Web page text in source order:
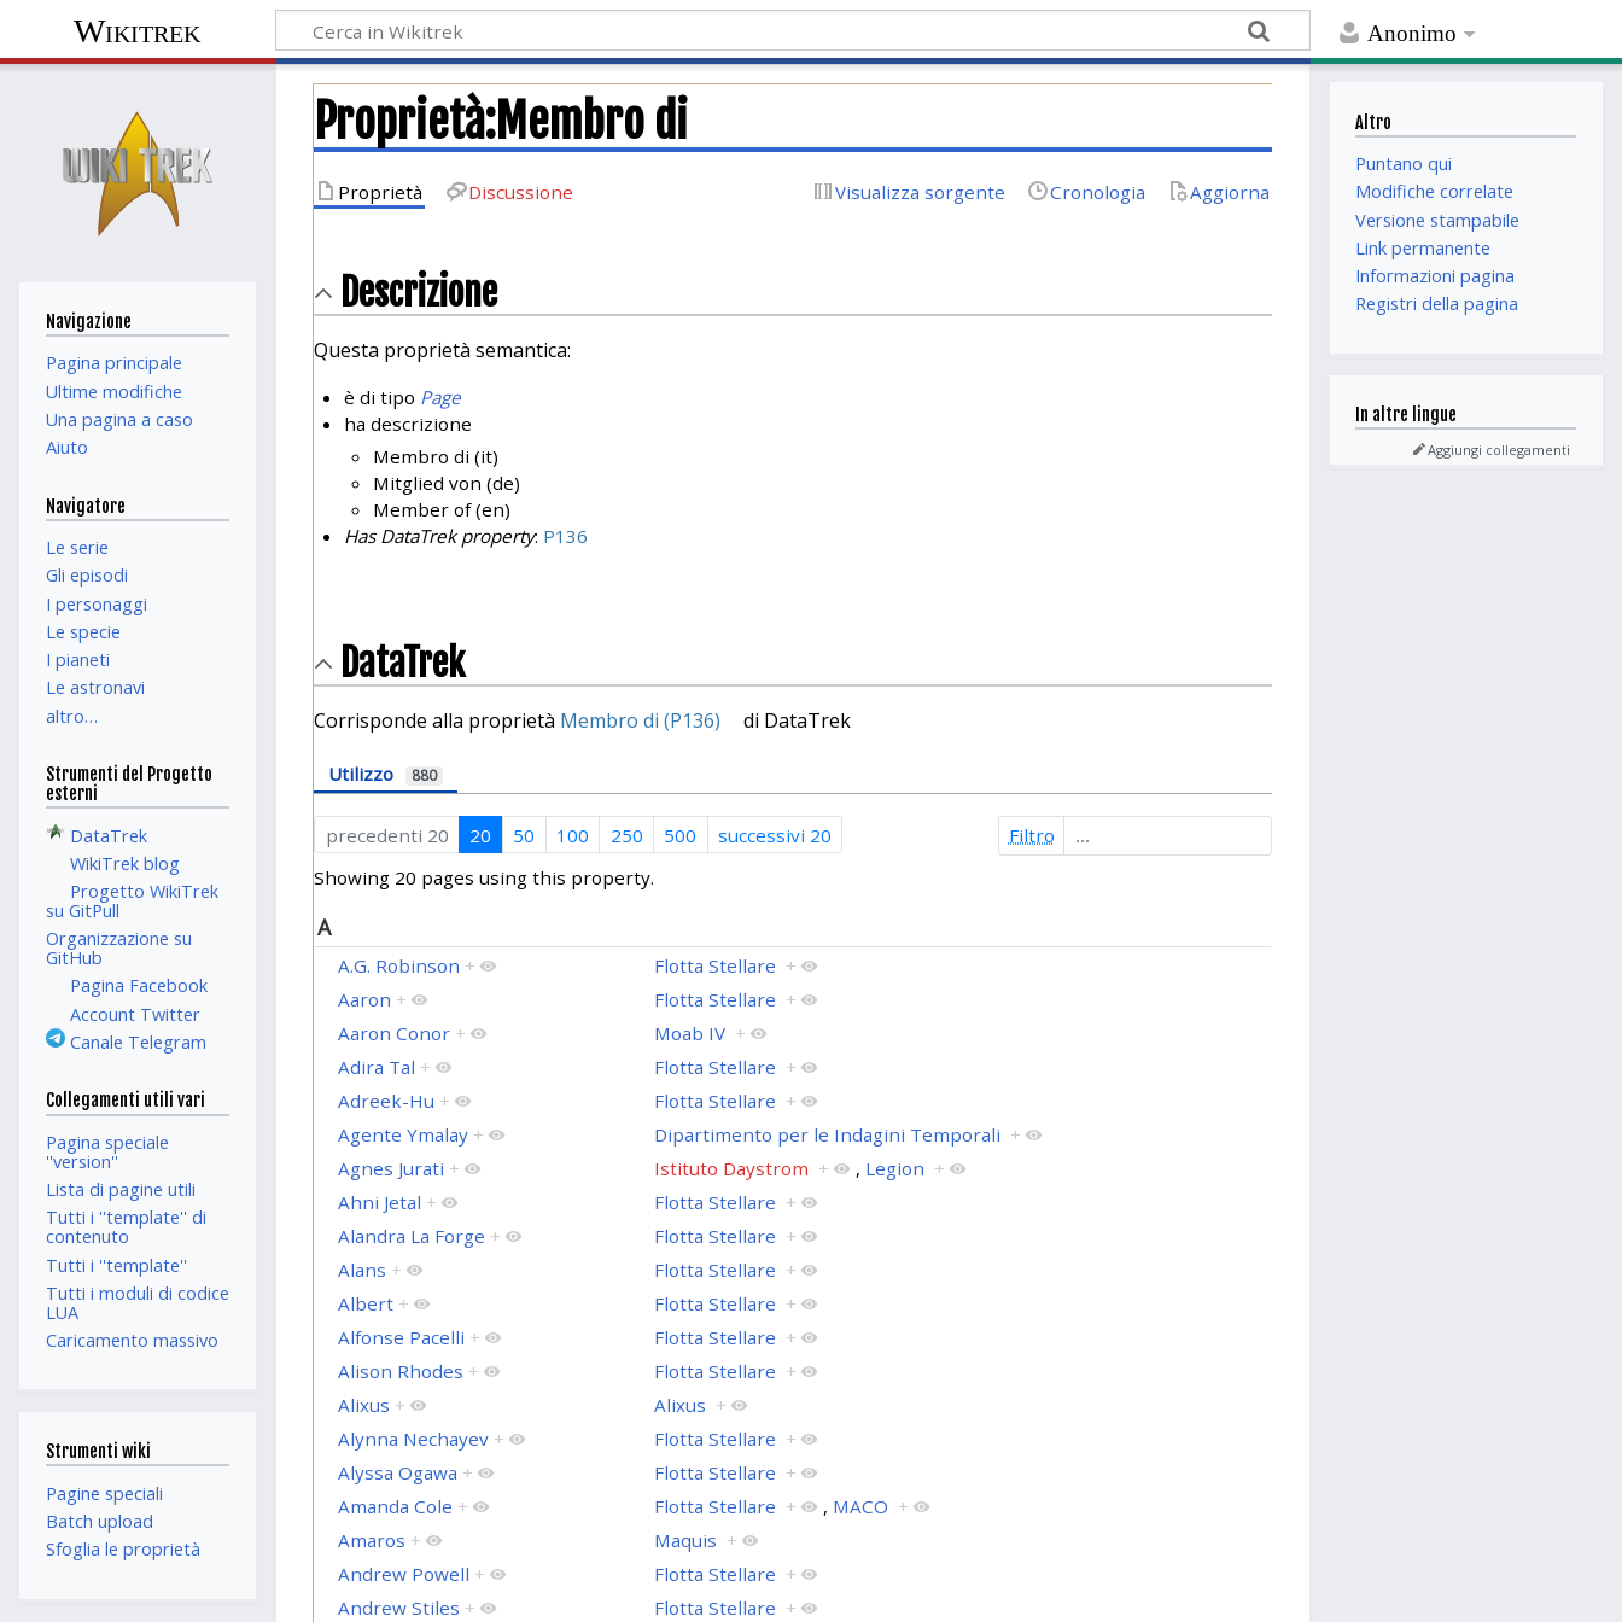
Anonimo
Wikitrek
Proprietà:Membro di
Proprietà Discussione Visualizza sorgente Cronologia Aggiorna
Descrizione
Questa proprietà semantica:
è di tipo Page
ha descrizione
Membro di (it)
Mitglied von (de)
Member of (en)
Has DataTrek property: P136
DataTrek
Corrisponde alla proprietà Membro di (P136) di DataTrek
Utilizzo 880
precedenti 20 20 50 100 250 500 successivi 20
Filtro
Showing 20 pages using this property.
A
A.G. Robinson + Flotta Stellare +
Aaron + Flotta Stellare +
Aaron Conor + Moab IV +
Adira Tal + Flotta Stellare +
Adreek-Hu + Flotta Stellare +
Agente Ymalay + Dipartimento per le Indagini Temporali +
Agnes Jurati + Istituto Daystrom + , Legion +
Ahni Jetal + Flotta Stellare +
Alandra La Forge + Flotta Stellare +
Alans + Flotta Stellare +
Albert + Flotta Stellare +
Alfonse Pacelli + Flotta Stellare +
Alison Rhodes + Flotta Stellare +
Alixus + Alixus +
Alynna Nechayev + Flotta Stellare +
Alyssa Ogawa + Flotta Stellare +
Amanda Cole + Flotta Stellare + , MACO +
Amaros + Maquis +
Andrew Powell + Flotta Stellare +
Andrew Stiles + Flotta Stellare +
Navigazione
Pagina principale
Ultime modifiche
Una pagina a caso
Aiuto
Navigatore
Le serie
Gli episodi
I personaggi
Le specie
I pianeti
Le astronavi
altro…
Strumenti del Progetto
esterni
DataTrek
WikiTrek blog
Progetto WikiTrek
su GitPull
Organizzazione su
GitHub
Pagina Facebook
Account Twitter
Canale Telegram
Collegamenti utili vari
Pagina speciale
''version''
Lista di pagine utili
Tutti i ''template'' di
contenuto
Tutti i ''template''
Tutti i moduli di codice
LUA
Caricamento massivo
Strumenti wiki
Pagine speciali
Batch upload
Sfoglia le proprietà
Altro
Puntano qui
Modifiche correlate
Versione stampabile
Link permanente
Informazioni pagina
Registri della pagina
In altre lingue
Aggiungi collegamenti